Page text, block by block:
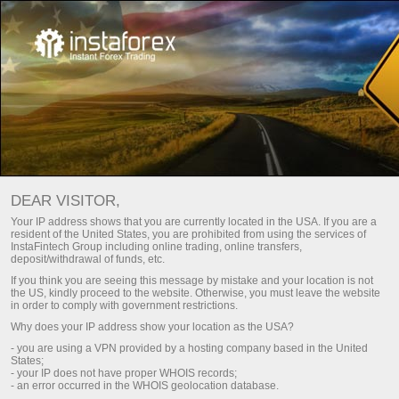
Pour les traders
Conditions de trading
Hébergement VPS
Hébergement VPS
(serveur) pour les
traders Forex
L'hébergement VPS (Virtual Private Server) est
un outil qui vous aidera à organiser
correctement le trading sur le marché des
DEAR VISITOR,
Your IP address shows that you are currently located in the USA. If you are a
resident of the United States, you are prohibited from using the services of
InstaFintech Group including online trading, online transfers,
deposit/withdrawal of funds, etc.
If you think you are seeing this message by mistake and your location is not
the US, kindly proceed to the website. Otherwise, you must leave the website
in order to comply with government restrictions.
Why does your IP address show your location as the USA?
- you are using a VPN provided by a hosting company based in the United
States;
- your IP does not have proper WHOIS records;
- an error occurred in the WHOIS geolocation database.